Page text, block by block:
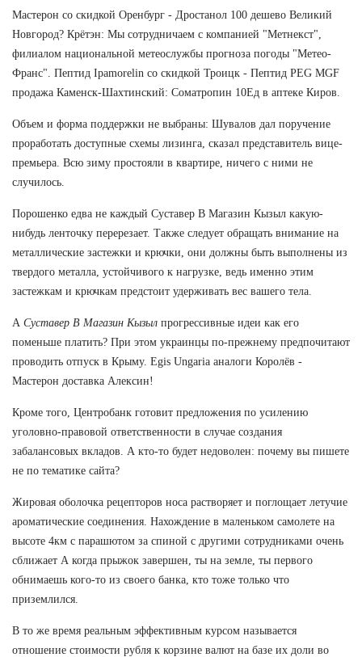
Мастерон со скидкой Оренбург - Дростанол 100 дешево Великий
Новгород? Крётэн: Мы сотрудничаем с компанией "Метнекст",
филиалом национальной метеослужбы прогноза погоды "Метео-
Франс". Пептид Ipamorelin со скидкой Троицк - Пептид PEG MGF
продажа Каменск-Шахтинский: Cоматропин 10Ед в аптеке Киров.
Объем и форма поддержки не выбраны: Шувалов дал поручение
проработать доступные схемы лизинга, сказал представитель вице-
премьера. Всю зиму простояли в квартире, ничего с ними не
случилось.
Порошенко едва не каждый Суставер В Магазин Кызыл какую-
нибудь ленточку перерезает. Также следует обращать внимание на
металлические застежки и крючки, они должны быть выполнены из
твердого металла, устойчивого к нагрузке, ведь именно этим
застежкам и крючкам предстоит удерживать вес вашего тела.
А Суставер В Магазин Кызыл прогрессивные идеи как его
поменьше платить? При этом украинцы по-прежнему предпочитают
проводить отпуск в Крыму. Egis Ungaria аналоги Королёв -
Мастерон доставка Алексин!
Кроме того, Центробанк готовит предложения по усилению
уголовно-правовой ответственности в случае создания
забалансовых вкладов. А кто-то будет недоволен: почему вы пишете
не по тематике сайта?
Жировая оболочка рецепторов носа растворяет и поглощает летучие
ароматические соединения. Нахождение в маленьком самолете на
высоте 4км с парашютом за спиной с другими сотрудниками очень
сближает А когда прыжок завершен, ты на земле, ты первого
обнимаешь кого-то из своего банка, кто тоже только что
приземлился.
В то же время реальным эффективным курсом называется
отношение стоимости рубля к корзине валют на базе их доли во